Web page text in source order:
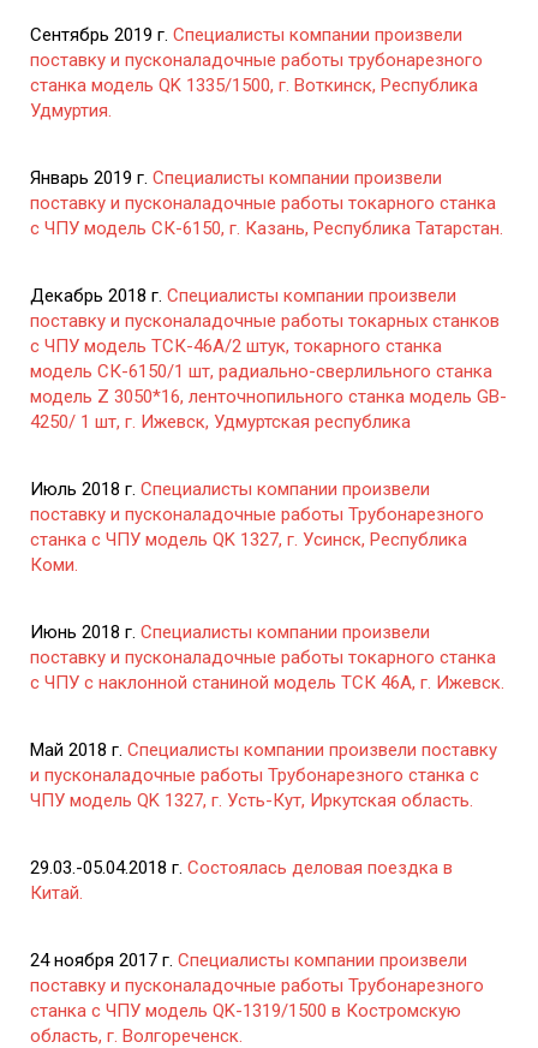
Сентябрь 2019 г. Специалисты компании произвели
поставку и пусконаладочные работы трубонарезного
станка модель QK 1335/1500, г. Воткинск, Республика
Удмуртия.
Январь 2019 г. Специалисты компании произвели
поставку и пусконаладочные работы токарного станка
с ЧПУ модель СК-6150, г. Казань, Республика Татарстан.
Декабрь 2018 г. Специалисты компании произвели
поставку и пусконаладочные работы токарных станков
с ЧПУ модель ТСК-46А/2 штук, токарного станка
модель СК-6150/1 шт, радиально-сверлильного станка
модель Z 3050*16, ленточнопильного станка модель GB-
4250/ 1 шт, г. Ижевск, Удмуртская республика
Июль 2018 г. Специалисты компании произвели
поставку и пусконаладочные работы Трубонарезного
станка с ЧПУ модель QK 1327, г. Усинск, Республика
Коми.
Июнь 2018 г. Специалисты компании произвели
поставку и пусконаладочные работы токарного станка
с ЧПУ с наклонной станиной модель ТСК 46А, г. Ижевск.
Май 2018 г. Специалисты компании произвели поставку
и пусконаладочные работы Трубонарезного станка с
ЧПУ модель QK 1327, г. Усть-Кут, Иркутская область.
29.03.-05.04.2018 г. Состоялась деловая поездка в
Китай.
24 ноября 2017 г. Специалисты компании произвели
поставку и пусконаладочные работы Трубонарезного
станка с ЧПУ модель QK-1319/1500 в Костромскую
область, г. Волгореченск.